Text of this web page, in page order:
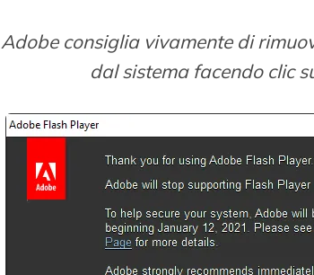
Adobe consiglia vivamente di
dal sistema facendo clic